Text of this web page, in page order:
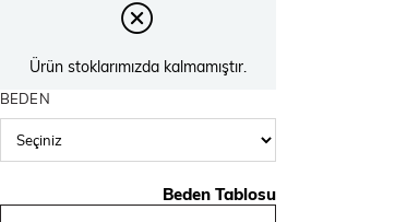
Ürün stoklarımızda kalmamıştır.
BEDEN
Beden Tablosu